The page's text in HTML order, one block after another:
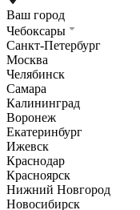
Ваш город
Чебоксары
Санкт-Петербург
Москва
Челябинск
Самара
Калининград
Воронеж
Екатеринбург
Ижевск
Краснодар
Красноярск
Нижний Новгород
Новосибирск